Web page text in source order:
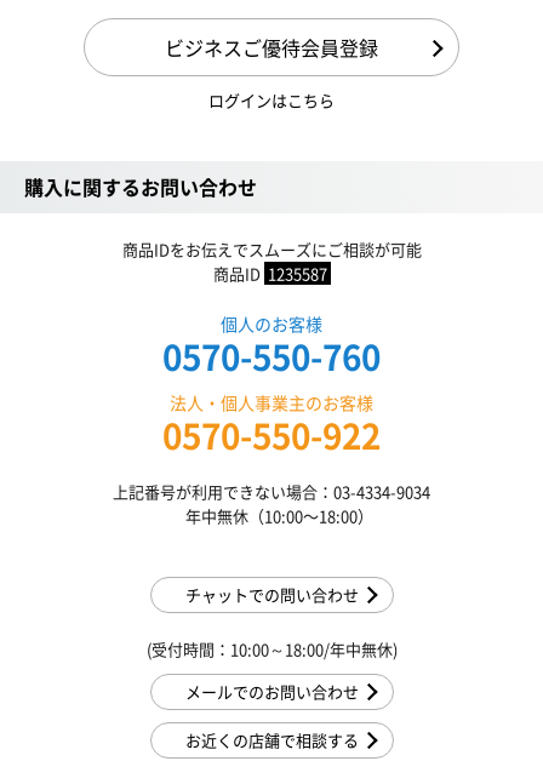
ビジネスご優待会員登録
ログインはこちら
購入に関するお問い合わせ
商品IDをお伝えでスムーズにご相談が可能
商品ID 1235587
個人のお客様
0570-550-760
法人・個人事業主のお客様
0570-550-922
上記番号が利用できない場合：03-4334-9034
年中無休（10:00〜18:00）
チャットでの問い合わせ
(受付時間：10:00～18:00/年中無休)
メールでのお問い合わせ
お近くの店舗で相談する